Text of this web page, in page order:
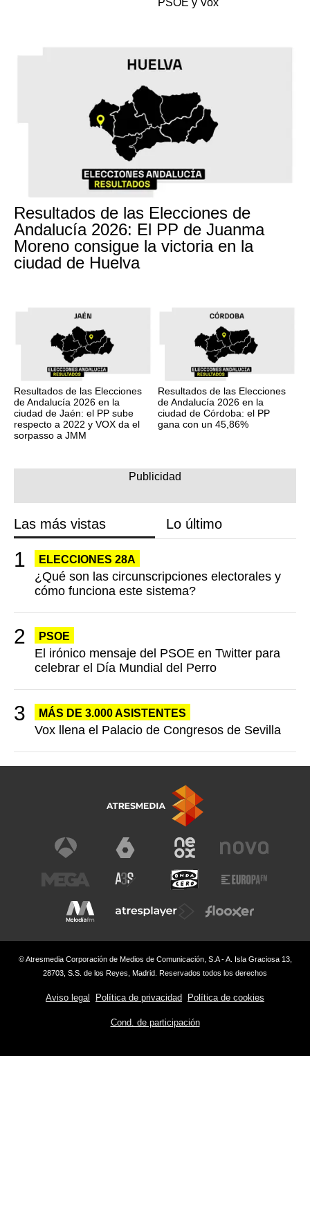
PSOE y Vox
Resultados de las Elecciones de
Andalucía 2026: El PP de Juanma
Moreno consigue la victoria en la
ciudad de Huelva
Resultados de las Elecciones
de Andalucía 2026 en la
ciudad de Jaén: el PP sube
respecto a 2022 y VOX da el
sorpasso a JMM
Resultados de las Elecciones
de Andalucía 2026 en la
ciudad de Córdoba: el PP
gana con un 45,86%
Las más vistas Lo último
ELECCIONES 28A
¿Qué son las circunscripciones electorales y
cómo funciona este sistema?
PSOE
El irónico mensaje del PSOE en Twitter para
celebrar el Día Mundial del Perro
MÁS DE 3.000 ASISTENTES
Vox llena el Palacio de Congresos de Sevilla
© Atresmedia Corporación de Medios de Comunicación, S.A - A. Isla Graciosa 13,
28703, S.S. de los Reyes, Madrid. Reservados todos los derechos
Aviso legal Política de privacidad Política de cookies
Cond. de participación